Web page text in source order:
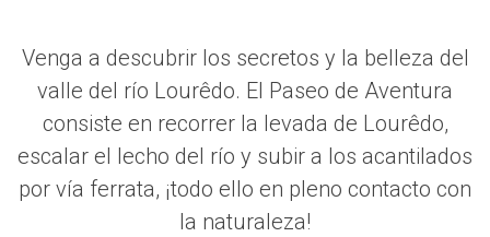
Venga a descubrir los secretos y la belleza del
valle del río Lourêdo. El Paseo de Aventura
consiste en recorrer la levada de Lourêdo,
escalar el lecho del río y subir a los acantilados
por vía ferrata, ¡todo ello en pleno contacto con
la naturaleza!